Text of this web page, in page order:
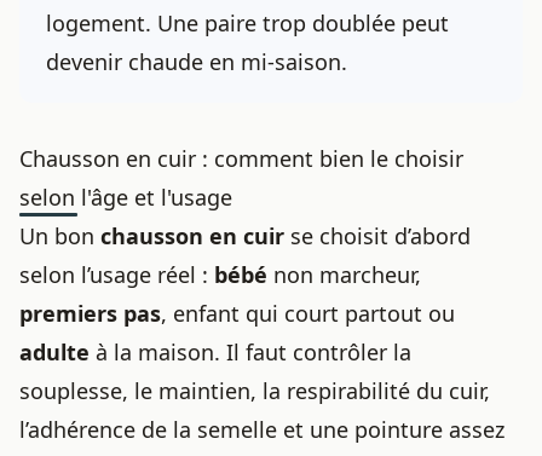
logement. Une paire trop doublée peut
devenir chaude en mi-saison.
Chausson en cuir : comment bien le choisir
selon l'âge et l'usage
Un bon chausson en cuir se choisit d’abord
selon l’usage réel : bébé non marcheur,
premiers pas, enfant qui court partout ou
adulte à la maison. Il faut contrôler la
souplesse, le maintien, la respirabilité du cuir,
l’adhérence de la semelle et une pointure assez